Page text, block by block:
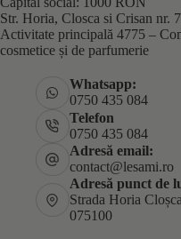
Str. Horia, Closca si Crisan nr.
Activitate principală 4775 –
cosmetice și de parfumerie
Whatsapp:
0750 435 084
Telefon
0750 435 084
Adresă email:
contact@lesami.ro
Adresă punct de
Strada Horia
075100